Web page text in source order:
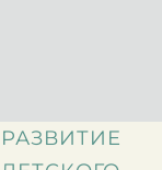
РАЗВИТИЕ